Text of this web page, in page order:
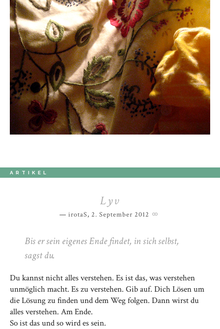
ARTIKEL
Lyv
irotaS, 2. September 2012
Bis er sein eigenes Ende findet, in sich selbst,
sagst du.
Du kannst nicht alles verstehen. Es ist das, was verstehen
unmöglich macht. Es zu verstehen. Gib auf. Dich Lösen um
die Lösung zu finden und dem Weg folgen. Dann wirst du
alles verstehen. Am Ende.
So ist das und so wird es sein.